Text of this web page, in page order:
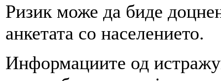
Ризик може да биде
анкетата со населението.
Информациите од